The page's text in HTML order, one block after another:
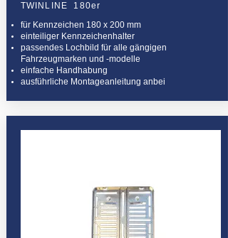
TWINLINE 180er
für Kennzeichen 180 x 200 mm
einteiliger Kennzeichenhalter
passendes Lochbild für alle gängigen
Fahrzeugmarken und -modelle
einfache Handhabung
ausführliche Montageanleitung anbei